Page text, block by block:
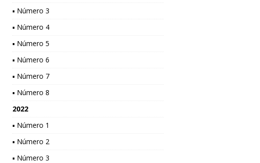
▪ Número 3
▪ Número 4
▪ Número 5
▪ Número 6
▪ Número 7
▪ Número 8
2022
▪ Número 1
▪ Número 2
▪ Número 3